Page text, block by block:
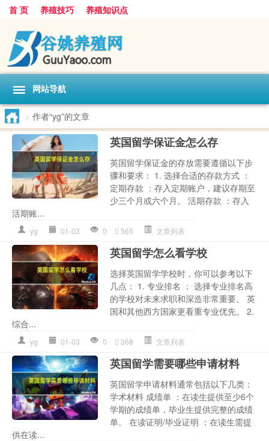
首 页 养殖技巧 养殖知识点
网站导航
> 作者“yg”的文章
英国留学保证金怎么存
英国留学保证金的存放需要遵循以下步
骤和要求： 1. 选择合适的存款方式 ：
定期存款 ：存入定期账户，建议存期至
少三个月或六个月。 活期存款 ：存入
活期账...
yg 01-03 0 565 文章列表
英国留学怎么看学校
选择英国留学学校时，你可以参考以下
几点： 1. 专业排名 ： 选择专业排名高
的学校对未来求职和深造非常重要。 英
国和其他西方国家更看重专业优先。 2.
综合...
yg 01-03 0 368 文章列表
英国留学需要哪些申请材料
英国留学申请材料通常包括以下几类：
学术材料 成绩单 ：在读生提供至少6个
学期的成绩单，毕业生提供完整的成绩
单。 在读证明/毕业证明 ：在读生需提
供在读...